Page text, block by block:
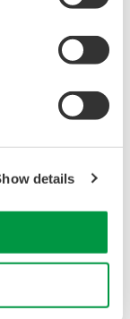
details
オプション）で
内蔵ハードディ
ます。
ウェアを標準添